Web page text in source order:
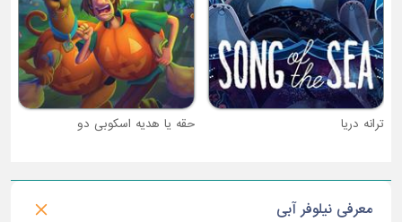
ترانه دریا حقه یا هدیه اسکوبی دو
معرفی نیلوفر آبی